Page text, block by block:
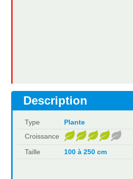
Description
Type
Plante
Croissance
Taille
100 à 250 cm